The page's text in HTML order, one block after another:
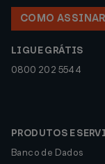
COMO ASSINAR
LIGUE GRÁTIS
0800 202 5544
PRODUTOS E
Banco de Dados